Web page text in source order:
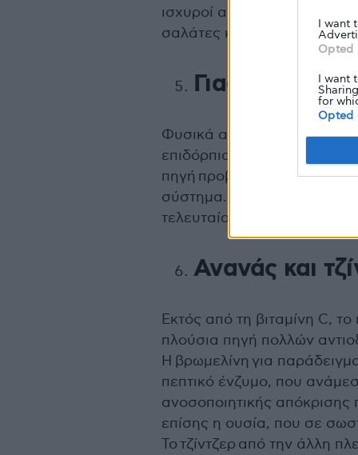
I want
Opted
I want
for
Opted
ισχυροί αντιφλεγμονώδεις
σαλάτες και smoothies.
Γιαούρτι και
Φυσικά αναφερόμαστε στο
επιδόρπια με ζάχαρη και
πηγή προβιοτικών
σύστημα. Και όσο για τα
τελευταία θρέφουν τα
Ανανάς και
Εκτός από τη βιταμίνη C,
πλούσια πηγή πολλών
Η βρωμελίνη για
πεπτικό ένζυμο, που
ανοσοποιητικής απόκρισης
επίσης η ουσία, που σε
Το τζίντζερ από την άλλη